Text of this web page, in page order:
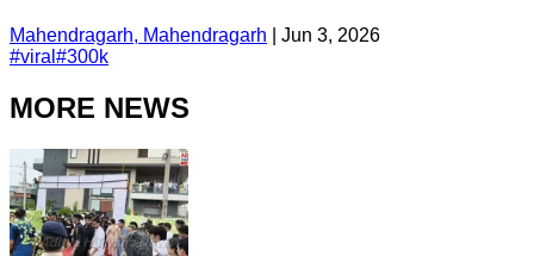
Mahendragarh, Mahendragarh
Jun 3, 2026
#viral #300k
MORE NEWS